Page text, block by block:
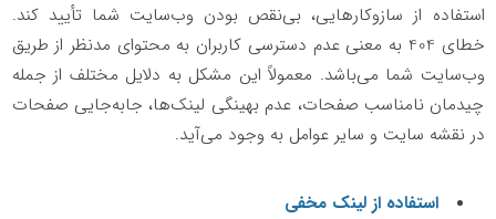
استفاده از سازوکارهایی، بی‌نقص بودن وب‌سایت شما تأیید کند.
خطای 404 به معنی عدم دسترسی کاربران به محتوای مدنظر از طریق
وب‌سایت شما می‌باشد. معمولاً این مشکل به دلایل مختلف از جمله
چیدمان نامناسب صفحات، عدم بهینگی لینک‌ها، جابه‌جایی صفحات
در نقشه سایت و سایر عوامل به وجود می‌آید.
استفاده از لینک مخفی